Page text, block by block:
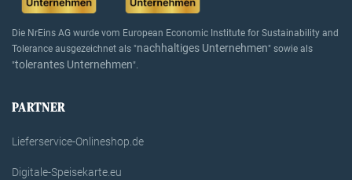
Die NrEins AG wurde vom European Economic Institute for Sustainability and
Tolerance ausgezeichnet als "nachhaltiges Unternehmen" sowie als
"tolerantes Unternehmen".
PARTNER
Lieferservice-Onlineshop.de
Digitale-Speisekarte.eu